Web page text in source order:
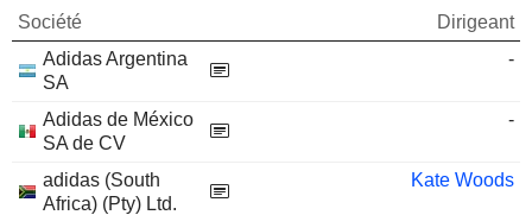
Société
Dirigeant
Adidas Argentina
SA
-
Adidas de México
SA de CV
-
adidas (South
Africa) (Pty) Ltd.
Kate Woods